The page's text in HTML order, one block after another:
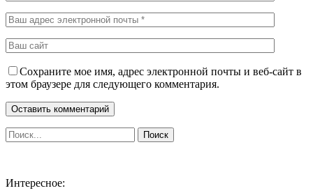
Сохраните мое имя, адрес электронной почты и веб-сайт в
этом браузере для следующего комментария.
Интересное: